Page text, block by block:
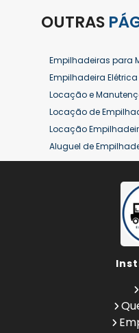
OUTRAS
Empilhadeiras para
Empilhadeira
Locação e
Locação de
Locação
Aluguel de
Aluguel de
Aluguel de
Aluguel de
Aluguel de
Aluguel de
Aluguel de
Aluguel de
Aluguel de
Conserto de
Contrato de